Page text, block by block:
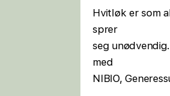
Hvitløk er som
sprer
seg
med
NIBIO,